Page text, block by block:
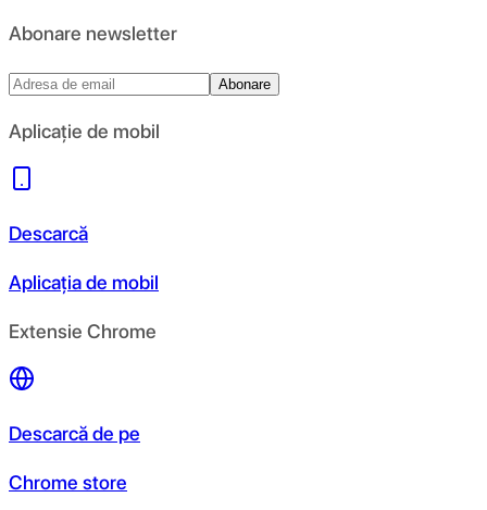
Abonare newsletter
Abonare
Aplicație de mobil
Descarcă
Aplicația de mobil
Extensie Chrome
Descarcă de pe
Chrome store